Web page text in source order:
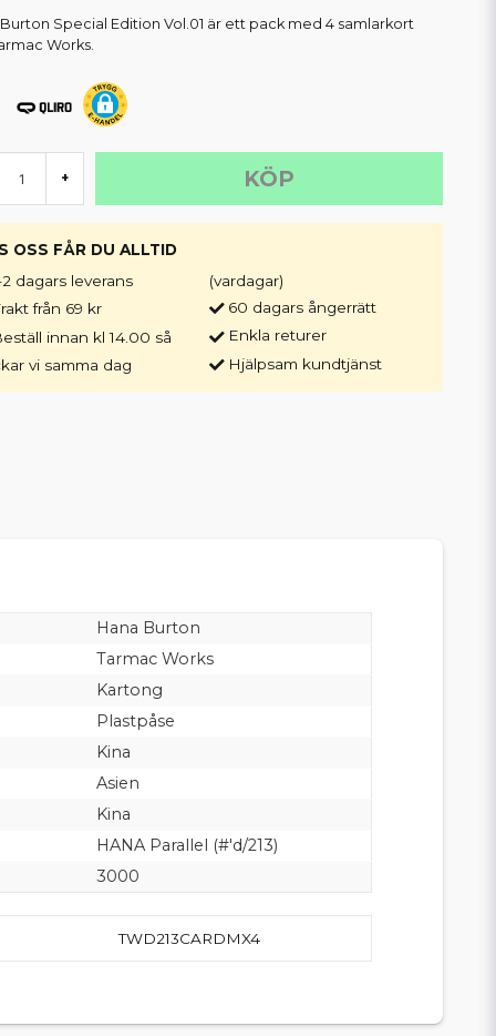
Special Edition Vol.01 är ett pack med 4 samlarkort
Works.
+ KÖP
OSS FÅR DU ALLTID
2 dagars leverans
från 69 kr
innan kl 14.00 så
vi samma dag
(vardagar)
60 dagars ångerrätt
Enkla returer
Hjälpsam kundtjänst
Hana Burton
Tarmac Works
Kartong
Plastpåse
Kina
Asien
Kina
HANA Parallel (#'d/213)
3000
TWD213CARDMX4